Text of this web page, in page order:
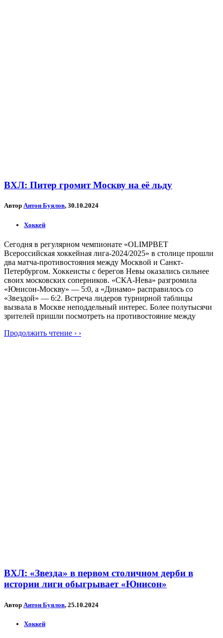
ВХЛ: Питер громит Москву на её льду
Автор Антон Буялов, 30.10.2024
Хоккей
Сегодня в регулярном чемпионате «OLIMPBET
Всероссийская хоккейная лига-2024/2025» в столице прошли
два матча-противостояния между Москвой и Санкт-
Петербургом. Хоккеисты с берегов Невы оказались сильнее
своих московских соперников. «СКА-Нева» разгромила
«Юнисон-Москву» — 5:0, а «Динамо» расправилось со
«Звездой» — 6:2. Встреча лидеров турнирной таблицы
вызвала в Москве неподдельный интерес. Более полутысячи
зрителей пришли посмотреть на противостояние между
Продолжить чтение › ›
ВХЛ: «Звезда» в первом столичном дерби в
истории лиги обыгрывает «Юнисон»
Автор Антон Буялов, 25.10.2024
Хоккей